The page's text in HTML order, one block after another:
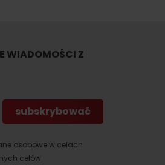
WIADOMOŚCI Z
osobowe w celach
celów